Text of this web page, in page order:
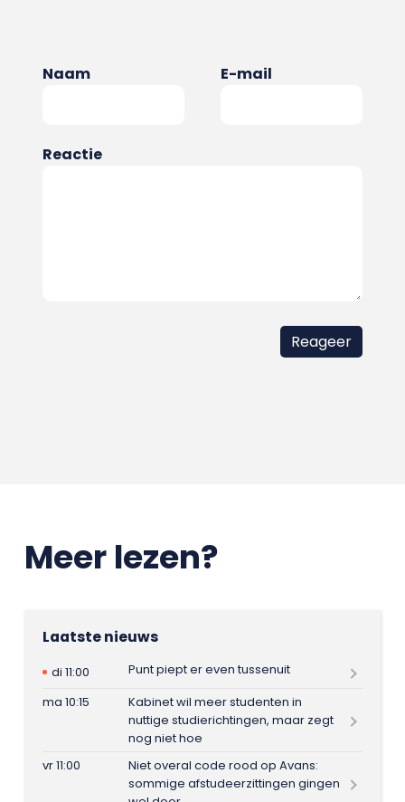
Naam E-mail
Reactie
Meer lezen?
Laatste nieuws
di 11:00
Punt piept er even tussenuit
ma 10:15
Kabinet wil meer studenten in
nuttige studierichtingen, maar zegt
nog niet hoe
vr 11:00
Niet overal code rood op Avans:
sommige afstudeerzittingen gingen